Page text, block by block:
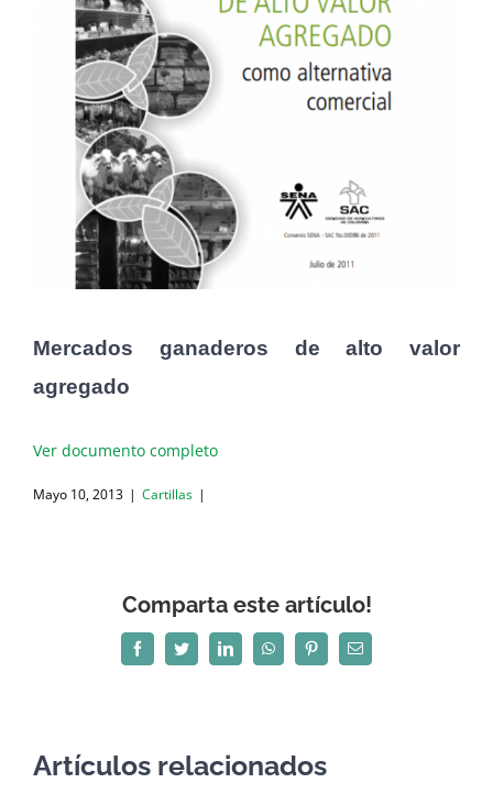
Mercados ganaderos de alto valor
agregado
Ver documento completo
Mayo 10, 2013 | Cartillas |
Comparta este artículo!
FacebookTwitterLinkedInWhatsAppPinterestCorreo
electrónico
Artículos relacionados